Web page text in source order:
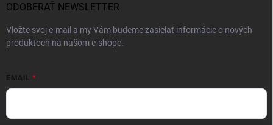
ODOBERAŤ NEWSLETTER
Vložte svoj e-mail a my Vám budeme zasielať informácie o nových
produktoch na našom e-shope.
EMAIL